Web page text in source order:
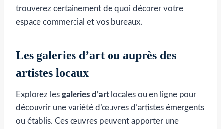
trouverez certainement de quoi décorer votre
espace commercial et vos bureaux.
Les galeries d’art ou auprès des
artistes locaux
Explorez les galeries d’art locales ou en ligne pour
découvrir une variété d’œuvres d’artistes émergents
ou établis. Ces œuvres peuvent apporter une